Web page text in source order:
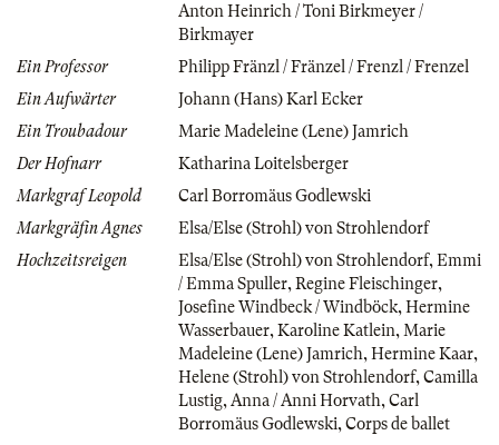
Anton Heinrich / Toni Birkmeyer /
Birkmayer
Ein Professor
Philipp Fränzl / Fränzel / Frenzl / Frenzel
Ein Aufwärter
Johann (Hans) Karl Ecker
Ein Troubadour
Marie Madeleine (Lene) Jamrich
Der Hofnarr
Katharina Loitelsberger
Markgraf Leopold
Carl Borromäus Godlewski
Markgräfin Agnes
Elsa/Else (Strohl) von Strohlendorf
Hochzeitsreigen
Elsa/Else (Strohl) von Strohlendorf, Emmi
/ Emma Spuller, Regine Fleischinger,
Josefine Windbeck / Windböck, Hermine
Wasserbauer, Karoline Katlein, Marie
Madeleine (Lene) Jamrich, Hermine Kaar,
Helene (Strohl) von Strohlendorf, Camilla
Lustig, Anna / Anni Horvath, Carl
Borromäus Godlewski, Corps de ballet